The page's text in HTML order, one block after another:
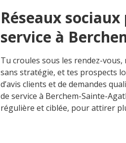
Réseaux
service à
Tu croules sous les rendez-
sans stratégie, et tes prospects
d’avis clients et de demandes
de service à Berchem-Sainte-
régulière et ciblée, pour attirer